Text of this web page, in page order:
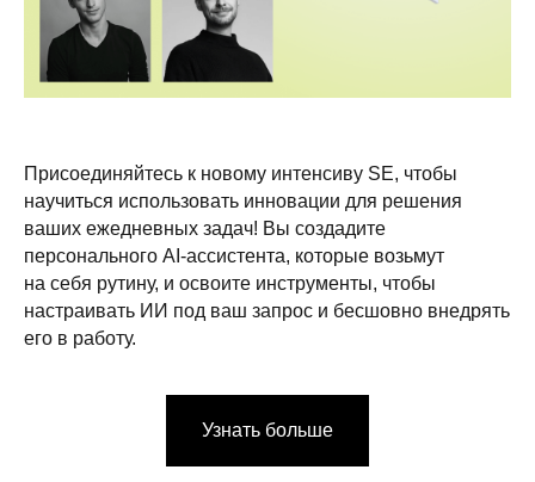
Присоединяйтесь к новому интенсиву SE, чтобы
научиться использовать инновации для решения
ваших ежедневных задач! Вы создадите
персонального AI-ассистента, которые возьмут
на себя рутину, и освоите инструменты, чтобы
настраивать ИИ под ваш запрос и бесшовно внедрять
его в работу.
Узнать больше